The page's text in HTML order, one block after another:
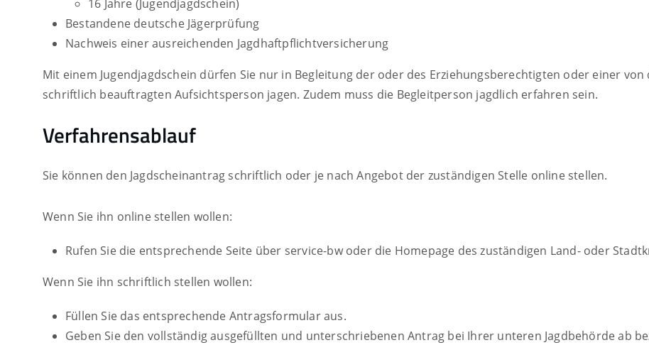
16 Jahre (Jugendjagdschein)
Bestandene deutsche Jägerprüfung
Nachweis einer ausreichenden Jagdhaftpflichtversicherung
Mit einem Jugendjagdschein dürfen Sie nur in Begleitung der oder des Erziehungsberechtigten oder einer
schriftlich beauftragten Aufsichtsperson jagen. Zudem muss die Begleitperson jagdlich erfahren sein.
Verfahrensablauf
Sie können den Jagdscheinantrag schriftlich oder je nach Angebot der zuständigen Stelle online stellen.
Wenn Sie ihn online stellen wollen:
Rufen Sie die entsprechende Seite über service-bw oder die Homepage des zuständigen Land- oder
Wenn Sie ihn schriftlich stellen wollen:
Füllen Sie das entsprechende Antragsformular aus.
Geben Sie den vollständig ausgefüllten und unterschriebenen Antrag bei Ihrer unteren Jagdbehörde ab